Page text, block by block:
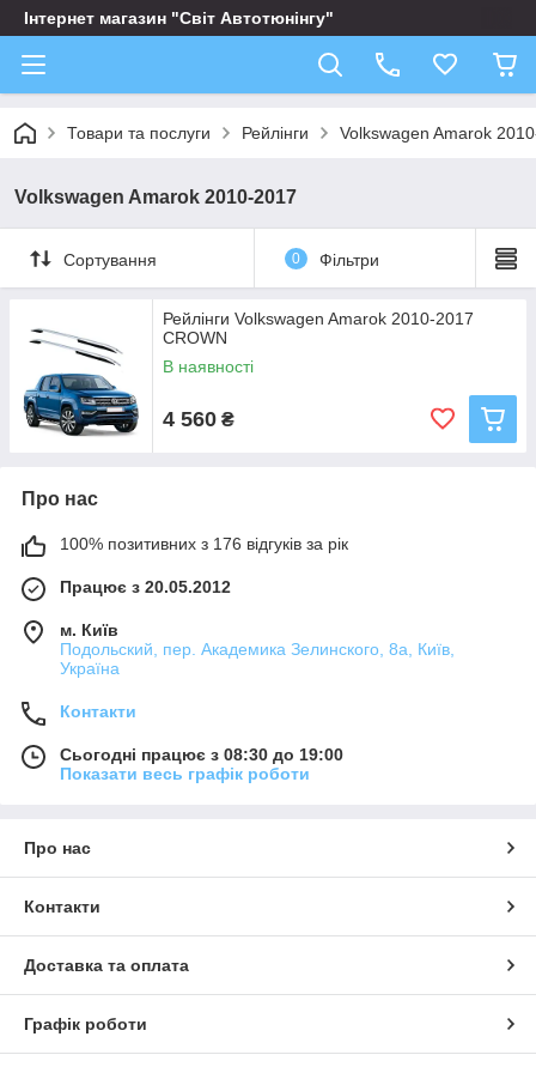
Інтернет магазин "Світ Автотюнінгу"
Товари та послуги Рейлінги Volkswagen Amarok
Volkswagen Amarok 2010-2017
Сортування 0 Фільтри
Рейлінги Volkswagen Amarok 2010-2017
CROWN
В наявності
4 560 ₴
Про нас
100% позитивних з 176 відгуків за рік
Працює з 20.05.2012
м. Київ
Подольский, пер. Академика Зелинского, 8а, Київ,
Україна
Контакти
Сьогодні працює з 08:30 до 19:00
Показати весь графік роботи
Про нас
Контакти
Доставка та оплата
Графік роботи